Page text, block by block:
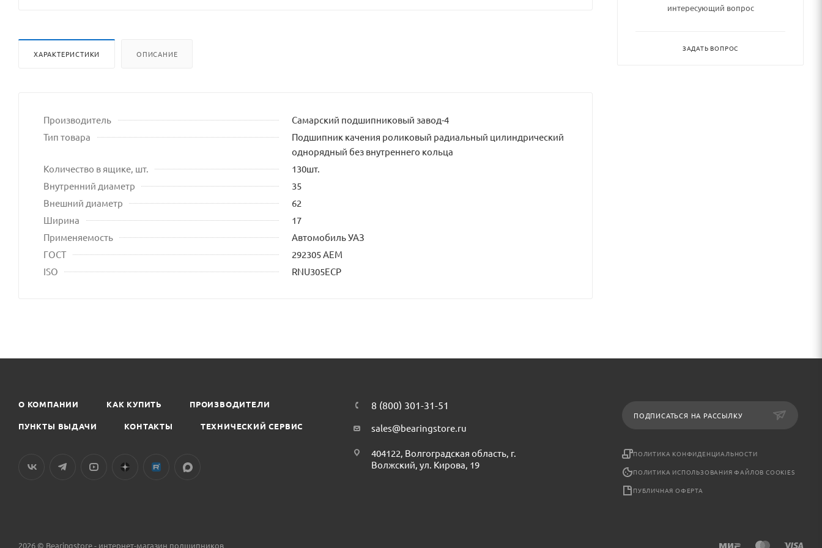
ХАРАКТЕРИСТИКИ ОПИСАНИЕ
Производитель
Самарский подшипниковый завод-4
Тип товара
Подшипник качения роликовый радиальный цилиндрический
однорядный без внутреннего кольца
Количество в ящике, шт.
130шт.
Внутренний диаметр
35
Внешний диаметр
62
Ширина
17
Применяемость
Автомобиль УАЗ
ГОСТ
292305 АЕМ
ISO
RNU305ECP
интересующий вопрос
ЗАДАТЬ ВОПРОС
О КОМПАНИИ КАК КУПИТЬ ПРОИЗВОДИТЕЛИ
ПУНКТЫ ВЫДАЧИ КОНТАКТЫ ТЕХНИЧЕСКИЙ СЕРВИС
8 (800) 301-31-51
sales@bearingstore.ru
404122, Волгоградская область, г.
Волжский, ул. Кирова, 19
ПОДПИСАТЬСЯ НА РАССЫЛКУ
ПОЛИТИКА КОНФИДЕНЦИАЛЬНОСТИ
ПОЛИТИКА ИСПОЛЬЗОВАНИЯ ФАЙЛОВ COOKIES
ПУБЛИЧНАЯ ОФЕРТА
2026 © Bearingstore - интернет-магазин подшипников